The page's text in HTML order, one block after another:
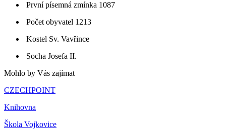
První písemná zmínka 1087
Počet obyvatel 1213
Kostel Sv. Vavřince
Socha Josefa II.
Mohlo by Vás zajímat
CZECHPOINT
Knihovna
Škola Vojkovice